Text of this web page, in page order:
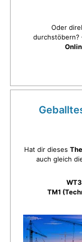
Oder
durchstöbern?
Hat dir dieses
auch gleich
TM1